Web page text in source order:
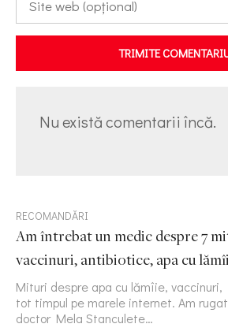
TRIMITE
Nu există comentarii încă.
RECOMANDĂRI
Am întrebat un medic despre 7
vaccinuri, antibiotice, apa cu
Mituri despre apa cu lămîie,
tot timpul pe marele internet. Am
doctor Mela Stanculete…